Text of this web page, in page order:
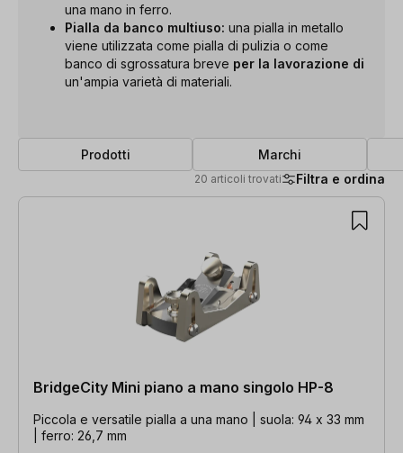
una mano in ferro.
Pialla da banco multiuso: una pialla in metallo
viene utilizzata come pialla di pulizia o come
banco di sgrossatura breve per la lavorazione di
un'ampia varietà di materiali.
Prodotti Marchi
20 articoli trovati Filtra e ordina
20 articoli trovati
BridgeCity Mini piano a mano singolo HP-8
Piccola e versatile pialla a una mano | suola: 94 x 33 mm
| ferro: 26,7 mm